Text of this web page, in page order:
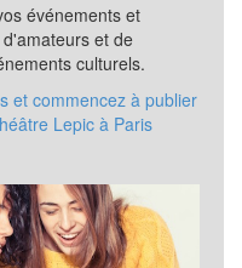
événements et
et de
culturels.
et commencez à publier
Lepic à Paris